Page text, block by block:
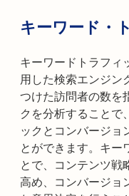
キーワード・
キーワードトラフィ
用した検索エンジン
つけた訪問者の数を
クを分析することで
ックとコンバージョ
とができます。キー
とで、コンテンツ戦
高め、コンバージョ